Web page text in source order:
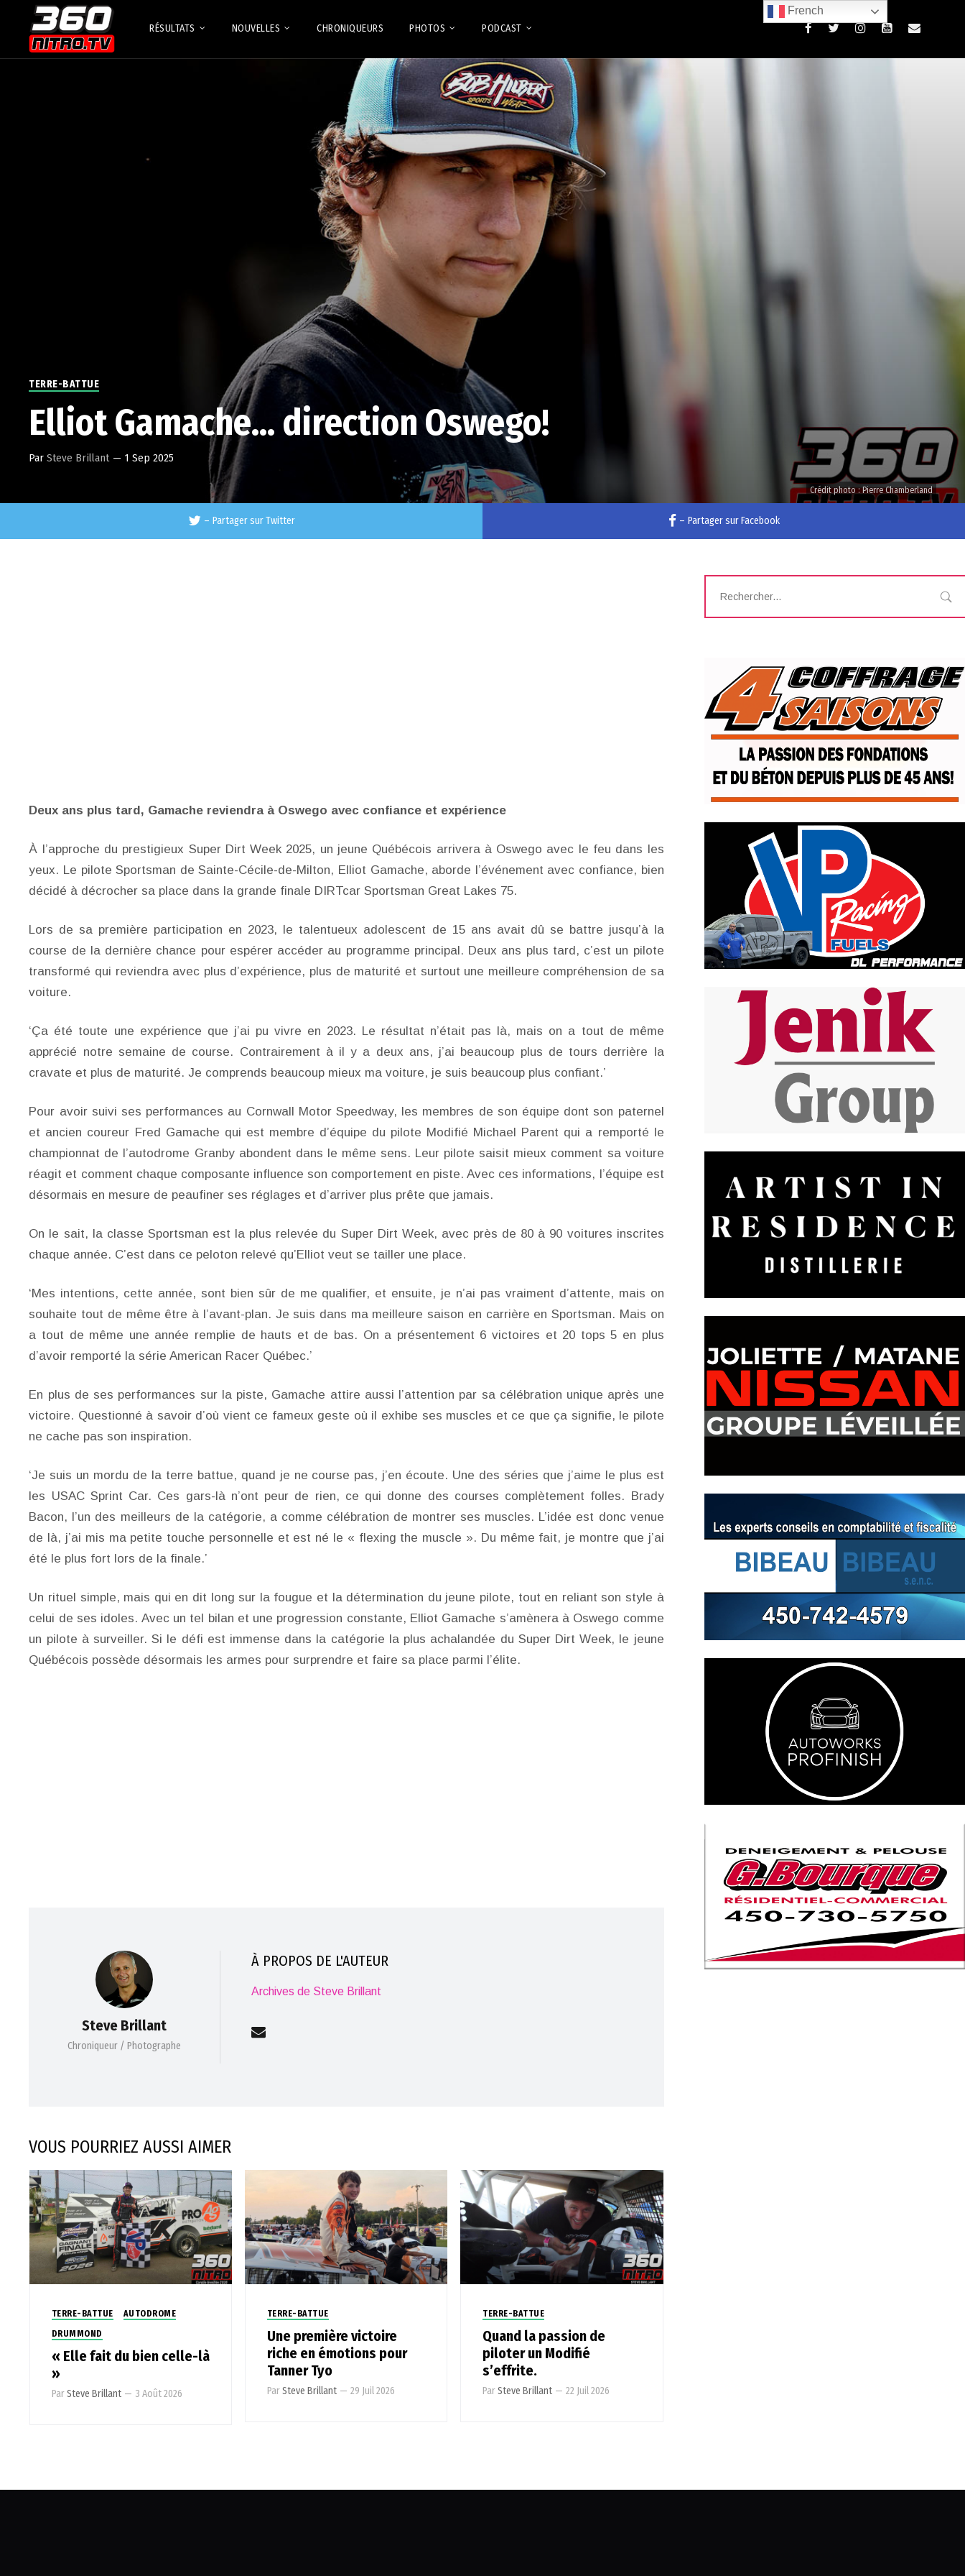
RÉSULTATS NOUVELLES CHRONIQUEURS PHOTOS PODCAST
TERRE-BATTUE
Elliot Gamache… direction Oswego!
ParSteve Brillant — 1 Sep 2025
Crédit photo : Pierre Chamberland
– Partager sur Twitter – Partager sur Facebook
Deux ans plus tard, Gamache reviendra à Oswego avec confiance et expérience
À l’approche du prestigieux Super Dirt Week 2025, un jeune Québécois arrivera à Oswego avec le feu dans les
yeux. Le pilote Sportsman de Sainte-Cécile-de-Milton, Elliot Gamache, aborde l’événement avec confiance, bien
décidé à décrocher sa place dans la grande finale DIRTcar Sportsman Great Lakes 75.
Lors de sa première participation en 2023, le talentueux adolescent de 15 ans avait dû se battre jusqu’à la
course de la dernière chance pour espérer accéder au programme principal. Deux ans plus tard, c’est un pilote
transformé qui reviendra avec plus d’expérience, plus de maturité et surtout une meilleure compréhension de sa
voiture.
‘Ça été toute une expérience que j’ai pu vivre en 2023. Le résultat n’était pas là, mais on a tout de même
apprécié notre semaine de course. Contrairement à il y a deux ans, j’ai beaucoup plus de tours derrière la
cravate et plus de maturité. Je comprends beaucoup mieux ma voiture, je suis beaucoup plus confiant.’
Pour avoir suivi ses performances au Cornwall Motor Speedway, les membres de son équipe dont son paternel
et ancien coureur Fred Gamache qui est membre d’équipe du pilote Modifié Michael Parent qui a remporté le
championnat de l’autodrome Granby abondent dans le même sens. Leur pilote saisit mieux comment sa voiture
réagit et comment chaque composante influence son comportement en piste. Avec ces informations, l’équipe est
désormais en mesure de peaufiner ses réglages et d’arriver plus prête que jamais.
On le sait, la classe Sportsman est la plus relevée du Super Dirt Week, avec près de 80 à 90 voitures inscrites
chaque année. C’est dans ce peloton relevé qu’Elliot veut se tailler une place.
‘Mes intentions, cette année, sont bien sûr de me qualifier, et ensuite, je n’ai pas vraiment d’attente, mais on
souhaite tout de même être à l’avant-plan. Je suis dans ma meilleure saison en carrière en Sportsman. Mais on
a tout de même une année remplie de hauts et de bas. On a présentement 6 victoires et 20 tops 5 en plus
d’avoir remporté la série American Racer Québec.’
En plus de ses performances sur la piste, Gamache attire aussi l’attention par sa célébration unique après une
victoire. Questionné à savoir d’où vient ce fameux geste où il exhibe ses muscles et ce que ça signifie, le pilote
ne cache pas son inspiration.
‘Je suis un mordu de la terre battue, quand je ne course pas, j’en écoute. Une des séries que j’aime le plus est
les USAC Sprint Car. Ces gars-là n’ont peur de rien, ce qui donne des courses complètement folles. Brady
Bacon, l’un des meilleurs de la catégorie, a comme célébration de montrer ses muscles. L’idée est donc venue
de là, j’ai mis ma petite touche personnelle et est né le « flexing the muscle ». Du même fait, je montre que j’ai
été le plus fort lors de la finale.’
Un rituel simple, mais qui en dit long sur la fougue et la détermination du jeune pilote, tout en reliant son style à
celui de ses idoles. Avec un tel bilan et une progression constante, Elliot Gamache s’amènera à Oswego comme
un pilote à surveiller. Si le défi est immense dans la catégorie la plus achalandée du Super Dirt Week, le jeune
Québécois possède désormais les armes pour surprendre et faire sa place parmi l’élite.
Steve Brillant
Chroniqueur / Photographe
À PROPOS DE L'AUTEUR
Archives de Steve Brillant
VOUS POURRIEZ AUSSI AIMER
TERRE-BATTUE
AUTODROME
DRUMMOND
« Elle fait du bien celle-là
»
ParSteve Brillant — 3 Août 2026
TERRE-BATTUE
Une première victoire
riche en émotions pour
Tanner Tyo
ParSteve Brillant — 29 Juil 2026
TERRE-BATTUE
Quand la passion de
piloter un Modifié
s’effrite.
ParSteve Brillant — 22 Juil 2026
French